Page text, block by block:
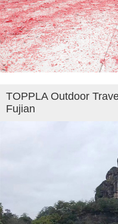
TOPPLA Outdoor
Fujian